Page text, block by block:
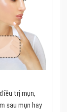
trị mụn,
sau mụn hay